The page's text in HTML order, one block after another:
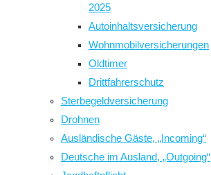
2025
Autoinhaltsversicherung
Wohnmobilversicherungen
Oldtimer
Drittfahrerschutz
Sterbegeldversicherung
Drohnen
Ausländische Gäste, „Incoming“
Deutsche im Ausland, „Outgoing“